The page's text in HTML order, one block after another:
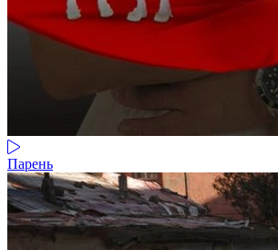
Парень